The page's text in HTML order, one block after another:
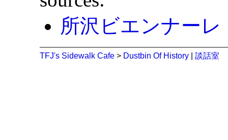
所沢ビエンナーレ
TFJ's Sidewalk Cafe > Dustbin Of History |談話室